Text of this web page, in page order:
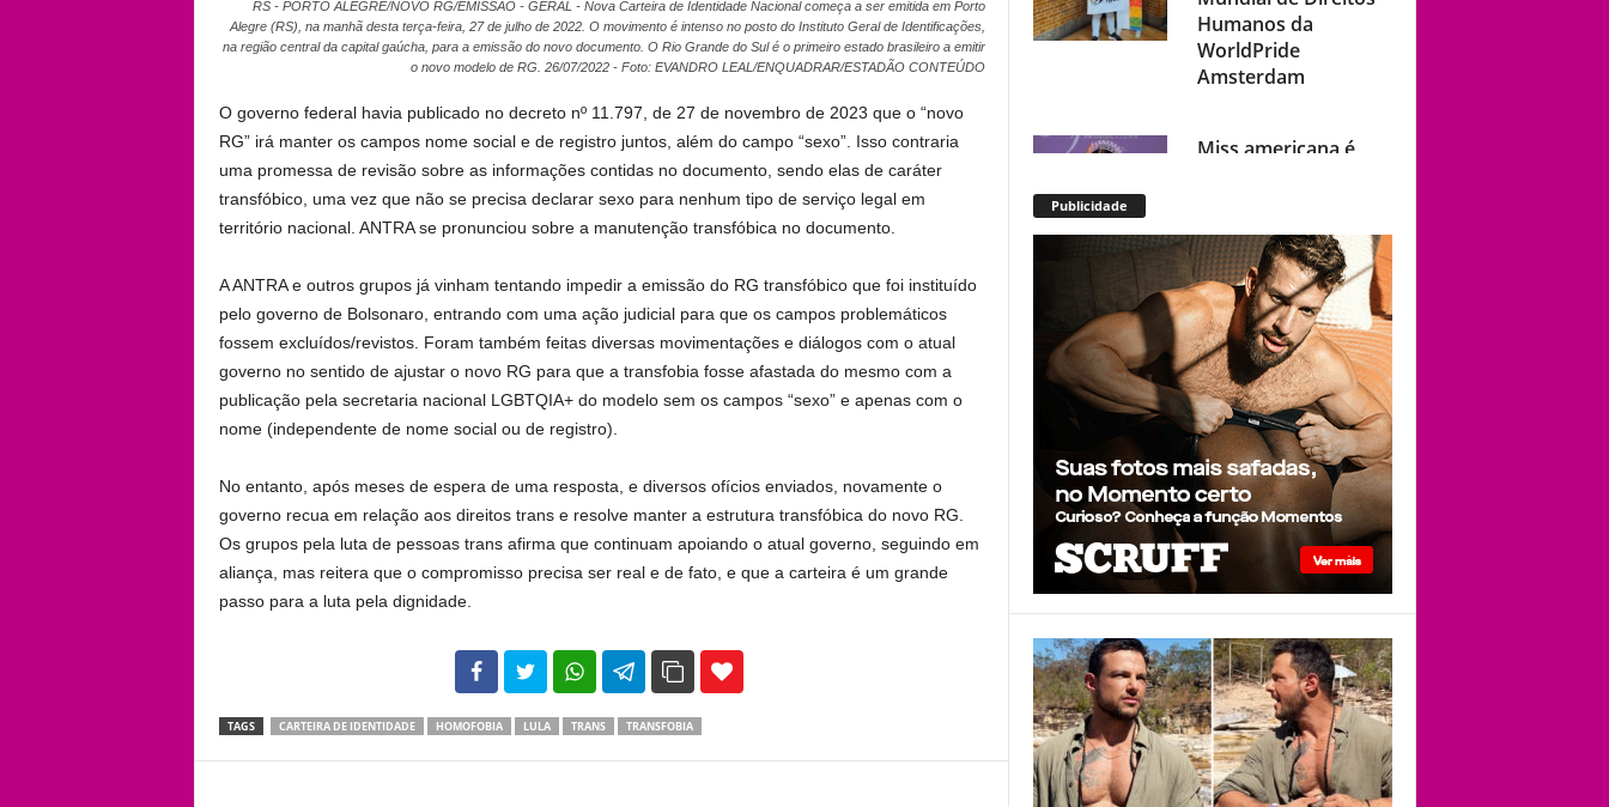
RS - PORTO ALEGRE/NOVO RG/EMISSÃO - GERAL - Nova Carteira de Identidade Nacional começa a ser emitida em Porto
Alegre (RS), na manhã desta terça-feira, 27 de julho de 2022. O movimento é intenso no posto do Instituto Geral de Identificações,
na região central da capital gaúcha, para a emissão do novo documento. O Rio Grande do Sul é o primeiro estado brasileiro a emitir
o novo modelo de RG. 26/07/2022 - Foto: EVANDRO LEAL/ENQUADRAR/ESTADÃO CONTEÚDO
O governo federal havia publicado no decreto nº 11.797, de 27 de novembro de 2023 que o “novo
RG” irá manter os campos nome social e de registro juntos, além do campo “sexo”. Isso contraria
uma promessa de revisão sobre as informações contidas no documento, sendo elas de caráter
transfóbico, uma vez que não se precisa declarar sexo para nenhum tipo de serviço legal em
território nacional. ANTRA se pronunciou sobre a manutenção transfóbica no documento.
A ANTRA e outros grupos já vinham tentando impedir a emissão do RG transfóbico que foi instituído
pelo governo de Bolsonaro, entrando com uma ação judicial para que os campos problemáticos
fossem excluídos/revistos. Foram também feitas diversas movimentações e diálogos com o atual
governo no sentido de ajustar o novo RG para que a transfobia fosse afastada do mesmo com a
publicação pela secretaria nacional LGBTQIA+ do modelo sem os campos “sexo” e apenas com o
nome (independente de nome social ou de registro).
No entanto, após meses de espera de uma resposta, e diversos ofícios enviados, novamente o
governo recua em relação aos direitos trans e resolve manter a estrutura transfóbica do novo RG.
Os grupos pela luta de pessoas trans afirma que continuam apoiando o atual governo, seguindo em
aliança, mas reitera que o compromisso precisa ser real e de fato, e que a carteira é um grande
passo para a luta pela dignidade.
102 35
TAGS CARTEIRA DE IDENTIDADE HOMOFOBIA LULA TRANS TRANSFOBIA
Humanos da
WorldPride
Amsterdam
Miss americana é
de racismo,
homofobia e
transfobia: “Não
toleramos”
Ratinho constrange
cantor sertanejo
com comentário
homofóbico ao vivo
no SBT: “Você está
com uma cara de
viado”
Christofoletti
compartilha
bastidores de ensaio,
mas acaba virando o
centro das atenções
Publicidade